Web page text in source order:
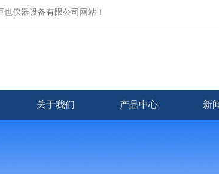
也仪器设备有限公司网站 ！
关于我们 产品中心 新